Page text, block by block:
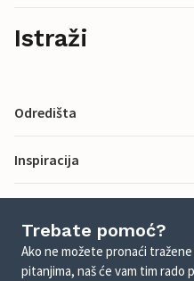
Istraži
Odredišta
Inspiracija
Trebate pomoć?
Ako ne možete pronaći
pitanjima, naš će vam tim rado